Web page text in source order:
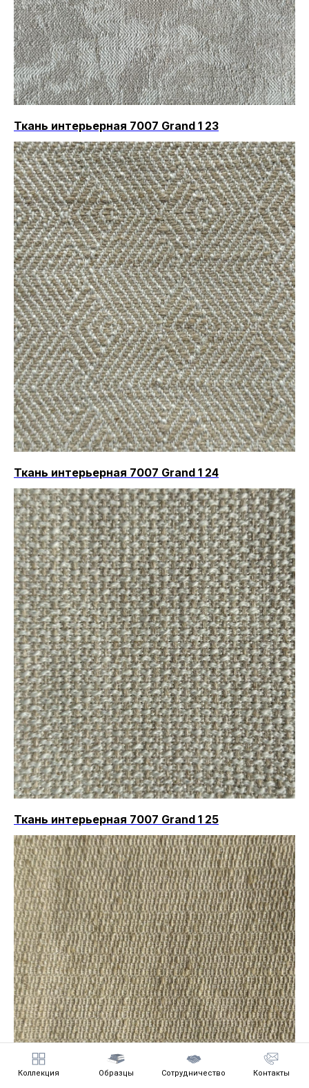
Коллекция Образцы Сотрудничество Контакты
Ткань интерьерная 7007 Grand 1 23
Ткань интерьерная 7007 Grand 1 24
Ткань интерьерная 7007 Grand 1 25